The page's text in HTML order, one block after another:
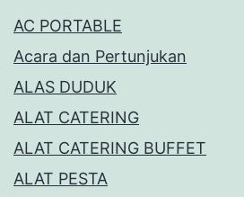
AC PORTABLE
Acara dan Pertunjukan
ALAS DUDUK
ALAT CATERING
ALAT CATERING BUFFET
ALAT PESTA